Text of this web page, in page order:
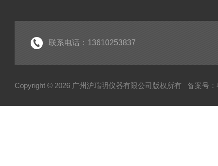
联系电话：13610253837
Copyright © 2026 广州沪瑞明仪器有限公司版权所有 备案号